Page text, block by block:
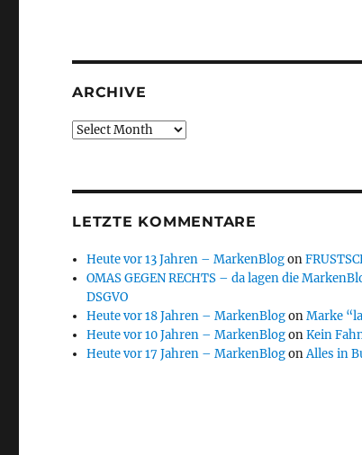
ARCHIVE
Archive
LETZTE KOMMENTARE
Heute vor 13 Jahren – MarkenBlogon
OMAS GEGEN RECHTS – da lagen die
DSGVO
Heute vor 18 Jahren – MarkenBlogonMarke
Heute vor 10 Jahren – MarkenBlogonKein
Heute vor 17 Jahren – MarkenBlogonAlles in